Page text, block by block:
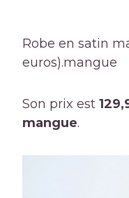
Robe en satin
euros).mangue
Son prix est
mangue.